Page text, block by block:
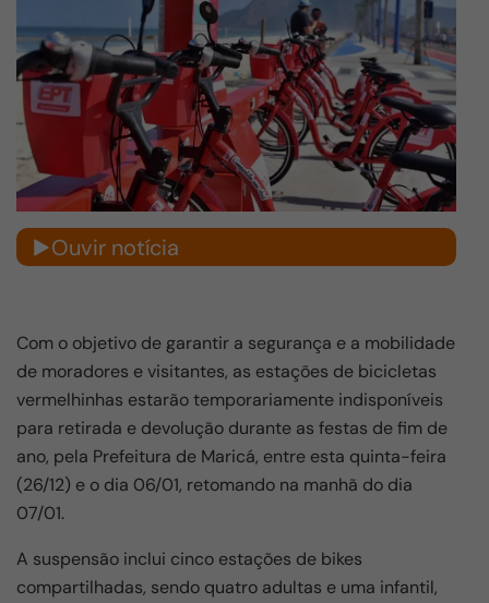
Ouvir notícia
Com o objetivo de garantir a segurança e a mobilidade
de moradores e visitantes, as estações de bicicletas
vermelhinhas estarão temporariamente indisponíveis
para retirada e devolução durante as festas de fim de
ano, pela Prefeitura de Maricá, entre esta quinta-feira
(26/12) e o dia 06/01, retomando na manhã do dia
07/01.
A suspensão inclui cinco estações de bikes
compartilhadas, sendo quatro adultas e uma infantil,